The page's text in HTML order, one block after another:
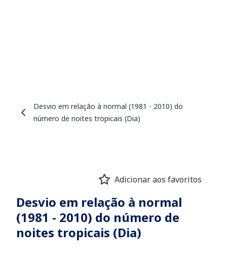
Desvio em relação à normal (1981 - 2010) do
número de noites tropicais (Dia)
Adicionar aos favoritos
Desvio em relação à normal
(1981 - 2010) do número de
noites tropicais (Dia)